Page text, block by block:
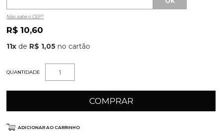
Não sabe o CEP?
R$ 10,60
11x de R$ 1,05
QUANTIDADE
COMPRAR
ADICIONAR AO CARRINHO